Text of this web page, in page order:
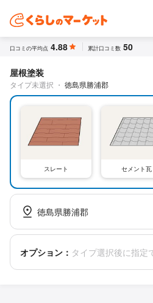
口コミの平均点 4.88 累計口コミ数 50
屋根塗装
タイプ未選択 ・ 徳島県勝浦郡
スレート セメント瓦
徳島県勝浦郡
オプション： タイプ選択後に指定